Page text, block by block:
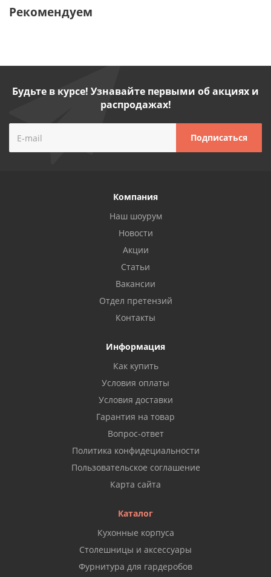
Рекомендуем
Будьте в курсе! Узнавайте первыми об акциях и
распродажах!
Компания
Наш шоурум
Новости
Акции
Статьи
Вакансии
Отдел претензий
Контакты
Информация
Как купить
Условия оплаты
Условия доставки
Гарантия на товар
Вопрос-ответ
Политика конфидециальности
Пользовательское соглашение
Карта сайта
Каталог
Кухонные корпуса
Столешницы и аксессуары
Фурнитура для гардеробов